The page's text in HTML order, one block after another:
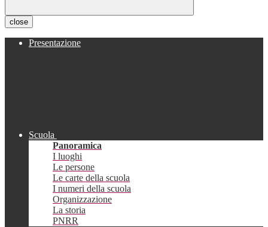
close
Presentazione
Scuola
Panoramica
I luoghi
Le persone
Le carte della scuola
I numeri della scuola
Organizzazione
La storia
PNRR